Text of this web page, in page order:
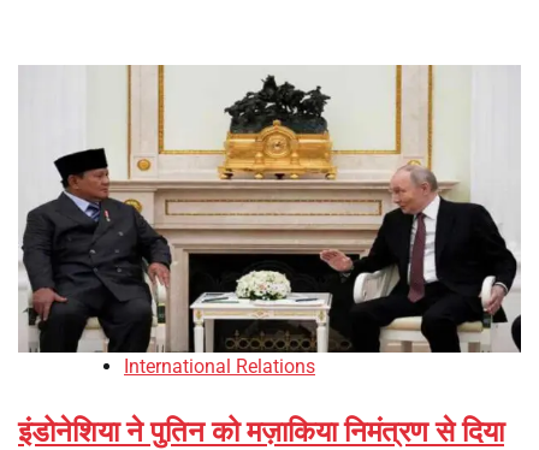
International Relations
इंडोनेशिया ने पुतिन को मज़ाकिया निमंत्रण से दिया